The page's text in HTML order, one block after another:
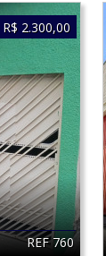
REF 760
R$ 2.300,00